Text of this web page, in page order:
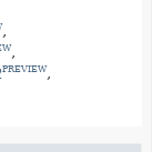
PREVIEW